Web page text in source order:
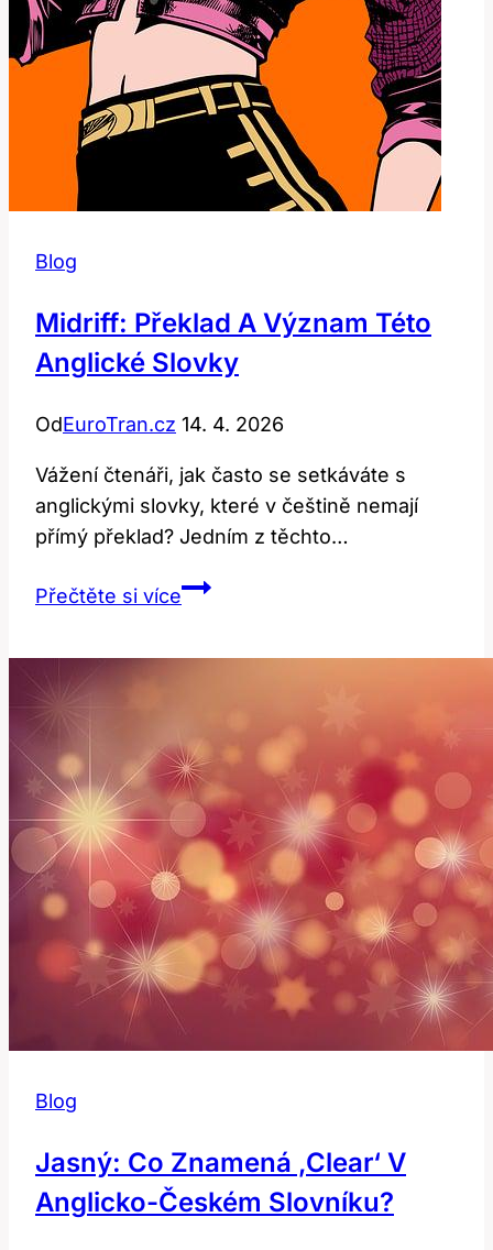
Blog
Midriff: Překlad A Význam Této
Anglické Slovky
OdEuroTran.cz 14. 4. 2026
Vážení čtenáři, jak často se setkáváte s
anglickými slovky, které v češtině nemají
přímý překlad? Jedním z těchto…
Přečtěte si víceMidriff:
Anglické
Slovky
Blog
Jasný: Co Znamená ‚clear‘ V
Anglicko-Českém Slovníku?